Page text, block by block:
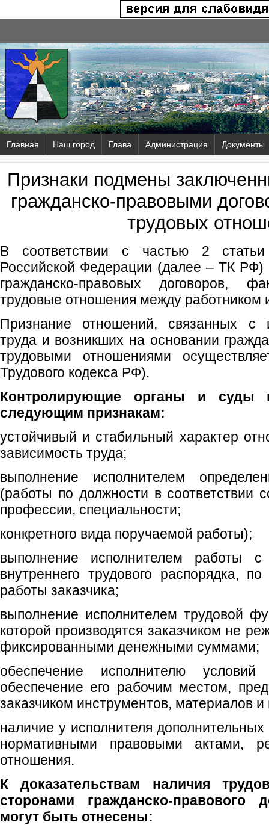
Главная Наш город Глава Администрация Документы
Признаки подмены
гражданско-правовыми
трудовых
В соответствии с частью 2 статьи
Российской Федерации (далее – ТК РФ)
гражданско-правовых договоров,
трудовые отношения между работником
Признание отношений, связанных с
труда и возникших на основании
трудовыми отношениями
Трудового кодекса РФ).
Контролирующие органы и суды
следующим признакам:
устойчивый и стабильный характер
зависимость труда;
выполнение исполнителем
(работы по должности в соответствии
профессии, специальности;
конкретного вида поручаемой работы);
выполнение исполнителем работы
внутреннего трудового распорядка,
работы заказчика;
выполнение исполнителем трудовой
которой производятся заказчиком не
фиксированными денежными суммами;
обеспечение исполнителю
обеспечение его рабочим местом,
заказчиком инструментов, материалов
наличие у исполнителя
нормативными правовыми актами,
отношения.
К доказательствам наличия
сторонами гражданско-правового
могут быть отнесены: